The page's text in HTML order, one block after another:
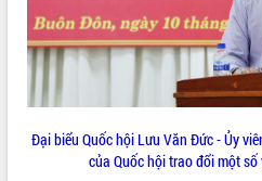
HĐND tỉnh thông qua điều chỉnh Quy
hoạch tỉnh thời kỳ 2021-2030
Hội thảo góp ý hồ sơ điều chỉnh quy
hoạch tỉnh Đắk Lắk thời kỳ 2021-2030,
tầm nhìn đến năm 2050
Nâng cao hiệu quả hoạt động của các
doanh nghiệp nhà nước
Đại biểu Quốc hội Lưu Văn Đức - Ủy
của Quốc hội trao đổi một